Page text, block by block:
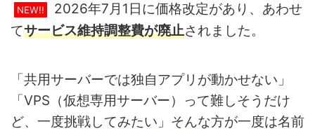
NEW!!
2026年7月1日に価格改定があり、あわせ
てサービス維持調整費が廃止されました。
「共用サーバーでは独自アプリが動かせない」
「VPS（仮想専用サーバー）って難しそうだけ
ど、一度挑戦してみたい」そんな方が一度は名前